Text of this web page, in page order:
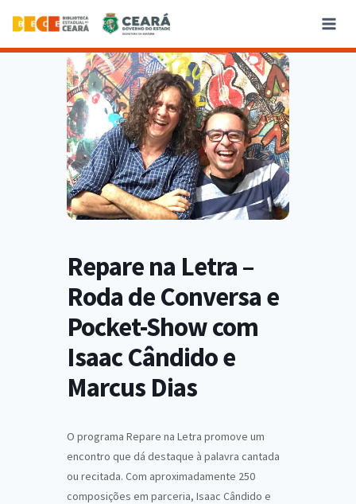
Repare na Letra –
Roda de Conversa e
Pocket-Show com
Isaac Cândido e
Marcus Dias
O programa Repare na Letra promove um
encontro que dá destaque à palavra cantada
ou recitada. Com aproximadamente 250
composições em parceria, Isaac Cândido e